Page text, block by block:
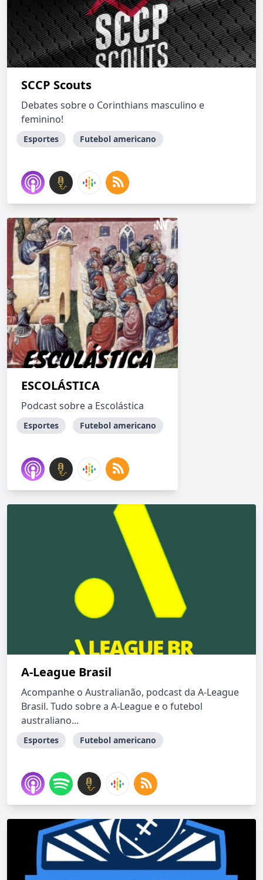
SCCP Scouts
Debates sobre o Corinthians masculino e
feminino!
Esportes Futebol americano
ESCOLÁSTICA
Podcast sobre a Escolástica
Esportes Futebol americano
A-League Brasil
Acompanhe o Australianão, podcast da A-League
Brasil. Tudo sobre a A-League e o futebol
australiano...
Esportes Futebol americano